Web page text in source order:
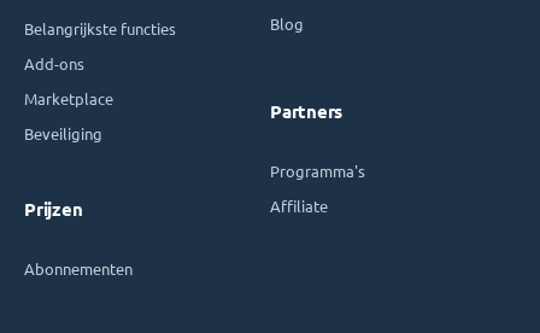
Belangrijkste functies
Add-ons
Marketplace
Beveiliging
Prijzen
Abonnementen
Blog
Partners
Programma's
Affiliate